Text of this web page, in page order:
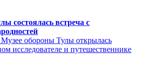
состоялась встреча с